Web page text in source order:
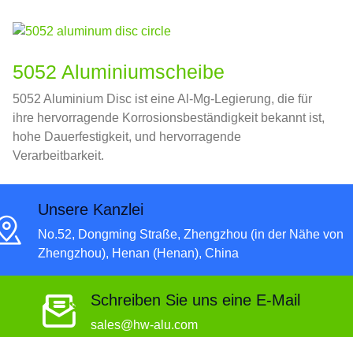
5052 Aluminiumscheibe
5052 Aluminium Disc ist eine Al-Mg-Legierung, die für
ihre hervorragende Korrosionsbeständigkeit bekannt ist,
hohe Dauerfestigkeit, und hervorragende
Verarbeitbarkeit.
Unsere Kanzlei
No.52, Dongming Straße, Zhengzhou (in der Nähe von
Zhengzhou), Henan (Henan), China
Schreiben Sie uns eine E-Mail
sales@hw-alu.com